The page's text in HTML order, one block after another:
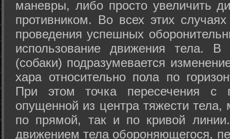
маневры, либо просто увеличить
противником. Во всех этих
проведения успешных
использование движения тела.
(собаки) подразумевается
хара относительно пола по
При этом точка пересечения с
опущенной из центра тяжести
по прямой, так и по кривой
движением тела обороняющегося,